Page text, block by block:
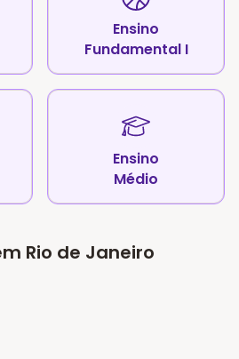
Ensino
Fundamental I
Ensino
Médio
Rio de Janeiro